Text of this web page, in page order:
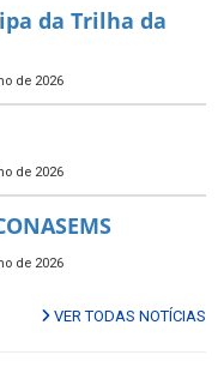
da Trilha da
de 2026
de 2026
de 2026
VER TODAS NOTÍCIAS